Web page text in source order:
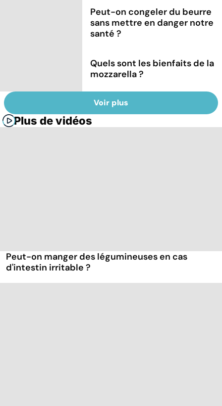
Peut-on congeler du beurre
sans mettre en danger notre
santé ?
Quels sont les bienfaits de la
mozzarella ?
Voir plus
Plus de vidéos
Peut-on manger des légumineuses en cas
d'intestin irritable ?